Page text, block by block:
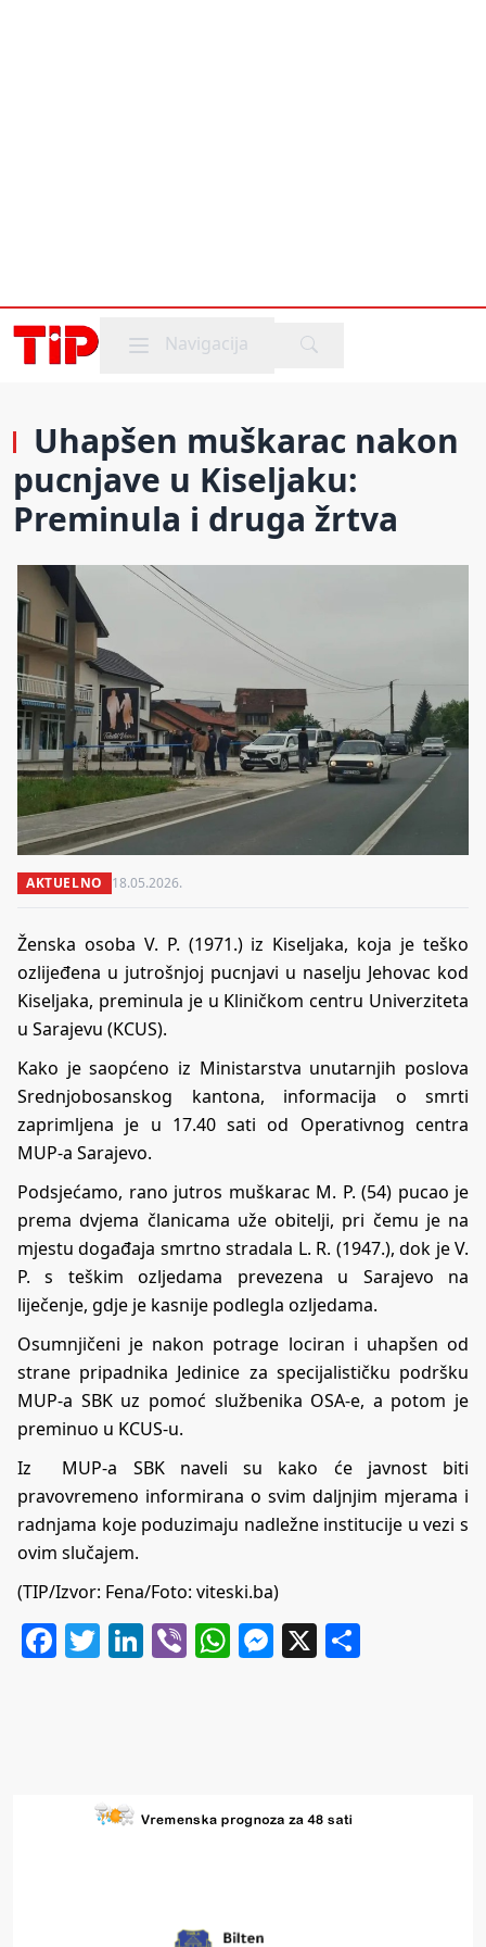
Mobile menu
Navigacija
Uhapšen muškarac nakon
pucnjave u Kiseljaku:
Preminula i druga žrtva
AKTUELNO 18.05.2026.
Ženska osoba V. P. (1971.) iz Kiseljaka, koja je teško
ozlijeđena u jutrošnjoj pucnjavi u naselju Jehovac kod
Kiseljaka, preminula je u Kliničkom centru Univerziteta
u Sarajevu (KCUS).
Kako je saopćeno iz Ministarstva unutarnjih poslova
Srednjobosanskog kantona, informacija o smrti
zaprimljena je u 17.40 sati od Operativnog centra
MUP-a Sarajevo.
Podsjećamo, rano jutros muškarac M. P. (54) pucao je
prema dvjema članicama uže obitelji, pri čemu je na
mjestu događaja smrtno stradala L. R. (1947.), dok je V.
P. s teškim ozljedama prevezena u Sarajevo na
liječenje, gdje je kasnije podlegla ozljedama.
Osumnjičeni je nakon potrage lociran i uhapšen od
strane pripadnika Jedinice za specijalističku podršku
MUP-a SBK uz pomoć službenika OSA-e, a potom je
preminuo u KCUS-u.
Iz MUP-a SBK naveli su kako će javnost biti
pravovremeno informirana o svim daljnjim mjerama i
radnjama koje poduzimaju nadležne institucije u vezi s
ovim slučajem.
(TIP/Izvor: Fena/Foto: viteski.ba)
Facebook
Twitter
LinkedIn
ViberWhatsApp
Messenger
X